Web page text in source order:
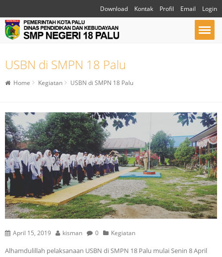
Download Kontak Profil Email Login
USBN di SMPN 18 Palu
Home Kegiatan USBN di SMPN 18 Palu
April 15, 2019 kisman 0 Kegiatan
Alhamdulillah pelaksanaan USBN di SMPN 18 Palu mulai Senin 8 April